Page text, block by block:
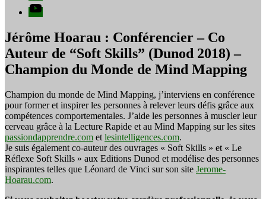
YouTube
Jérôme Hoarau : Conférencier – Co
Auteur de “Soft Skills” (Dunod 2018) –
Champion du Monde de Mind Mapping
Champion du monde de Mind Mapping, j’interviens en conférence
pour former et inspirer les personnes à relever leurs défis grâce aux
compétences comportementales. J’aide les personnes à muscler leur
cerveau grâce à la Lecture Rapide et au Mind Mapping sur les sites
passiondapprendre.com et lesintelligences.com.
Je suis également co-auteur des ouvrages « Soft Skills » et « Le
Réflexe Soft Skills » aux Editions Dunod et modélise des personnes
inspirantes telles que Léonard de Vinci sur son site Jerome-
Hoarau.com.